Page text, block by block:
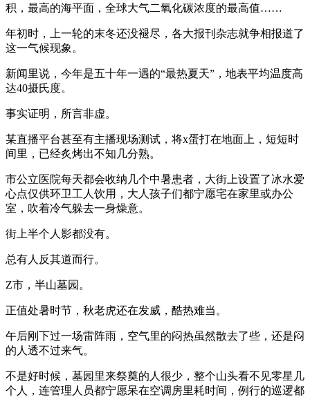
积，最高的海平面，全球大气二氧化碳浓度的最高值……
年初时，上一轮的末冬还没褪尽，各大报刊杂志就争相报道了
这一气候现象。
新闻里说，今年是五十年一遇的“最热夏天”，地表平均温度高
达40摄氏度。
事实证明，所言非虚。
某直播平台甚至有主播现场测试，将x蛋打在地面上，短短时
间里，已经炙烤出不知几分熟。
市公立医院每天都会收纳几个中暑患者，大街上设置了冰水爱
心点仅供环卫工人饮用，大人孩子们都宁愿宅在家里或办公
室，吹着冷气躲去一身燥意。
街上半个人影都没有。
总有人反其道而行。
Z市，半山墓园。
正值处暑时节，秋老虎还在发威，酷热难当。
午后刚下过一场雷阵雨，空气里的闷热虽然散去了些，还是闷
的人透不过来气。
不是好时候，墓园里来祭奠的人很少，整个山头看不见零星几
个人，连管理人员都宁愿呆在空调房里耗时间，例行的巡逻都